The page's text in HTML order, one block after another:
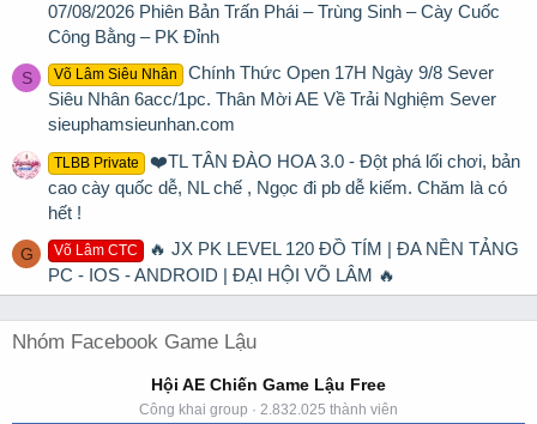
07/08/2026 Phiên Bản Trấn Phái – Trùng Sinh – Cày Cuốc
Công Bằng – PK Đỉnh
S Võ Lâm Siêu Nhân
Chính Thức Open 17H Ngày 9/8 Sever
Siêu Nhân 6acc/1pc. Thân Mời AE Về Trải Nghiệm Sever
sieuphamsieunhan.com
TLBB Private
❤️TL TÂN ĐÀO HOA 3.0 - Đột phá lối chơi, bản
cao cày quốc dễ, NL chế , Ngọc đi pb dễ kiếm. Chăm là có
hết !
G Võ Lâm CTC
🔥 JX PK LEVEL 120 ĐỒ TÍM | ĐA NỀN TẢNG
PC - IOS - ANDROID | ĐẠI HỘI VÕ LÂM 🔥
Nhóm Facebook Game Lậu
Hội AE Chiến Game Lậu Free
Công khai group · 2.832.025 thành viên